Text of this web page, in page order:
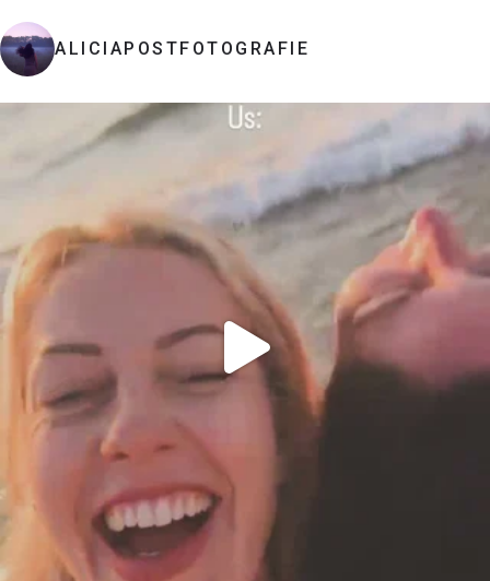
ALICIAPOSTFOTOGRAFIE